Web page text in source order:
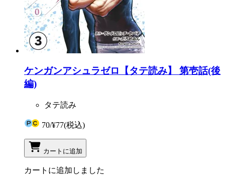
ケンガンアシュラゼロ【タテ読み】 第壱話(後
編)
タテ読み
70/¥77(税込)
カートに追加
カートに追加しました